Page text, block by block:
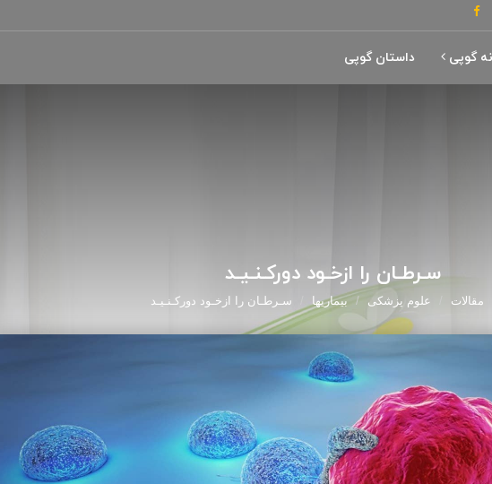
گوپی داستان گوپی
سـرطـان را ازخـود دورکـنـیـد
مقالات علوم پزشکی بیماریها سـرطـان را ازخـود دورکـنـیـد